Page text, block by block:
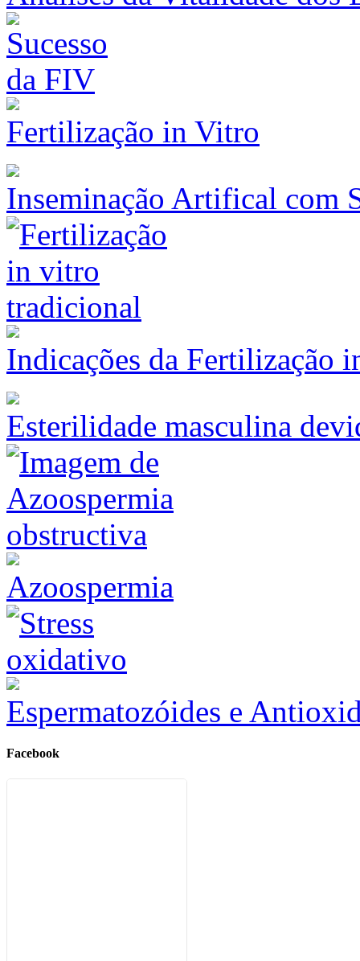
Fertilização in Vitro
Inseminação Artifical com
Indicações da Fertilização
Esterilidade masculina
Azoospermia
Espermatozóides e
Facebook